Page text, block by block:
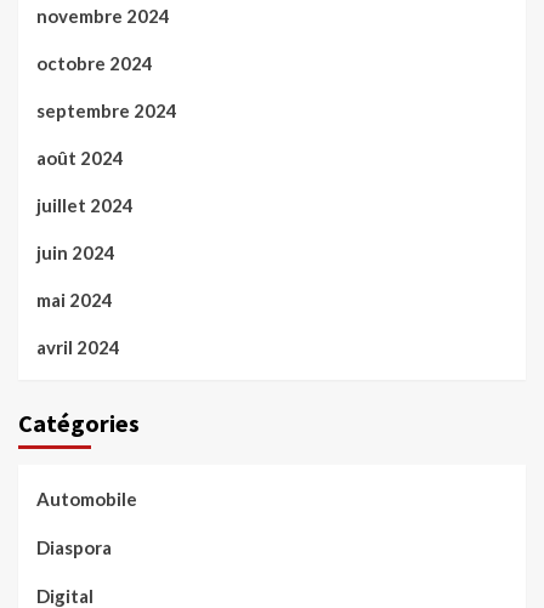
novembre 2024
octobre 2024
septembre 2024
août 2024
juillet 2024
juin 2024
mai 2024
avril 2024
Catégories
Automobile
Diaspora
Digital